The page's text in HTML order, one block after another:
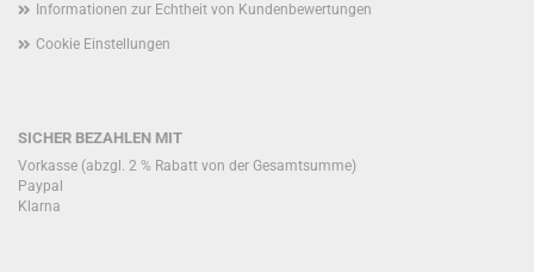
Informationen zur Echtheit von Kundenbewertungen
Cookie Einstellungen
SICHER BEZAHLEN MIT
Vorkasse (abzgl. 2 % Rabatt von der Gesamtsumme)
Paypal
Klarna